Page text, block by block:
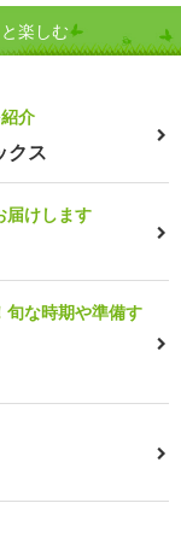
楽しむ
介
クス
届けします
旬な時期や準備す